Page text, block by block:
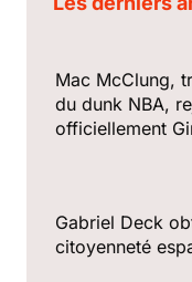
Mac McClung,
du dunk NBA,
officiellement
Gabriel Deck
citoyenneté